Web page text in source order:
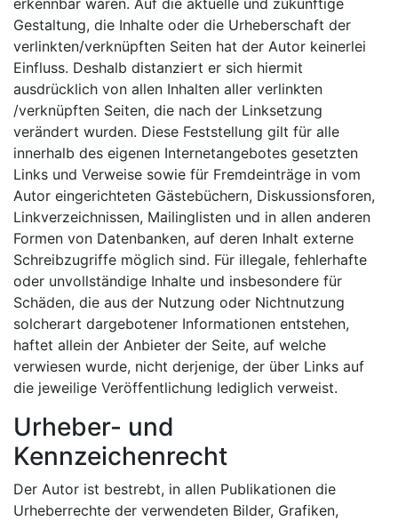
Gestaltung, die Inhalte oder die Urheberschaft der
verlinkten/verknüpften Seiten hat der Autor keinerlei
Einfluss. Deshalb distanziert er sich hiermit
ausdrücklich von allen Inhalten aller verlinkten
/verknüpften Seiten, die nach der Linksetzung
verändert wurden. Diese Feststellung gilt für alle
innerhalb des eigenen Internetangebotes gesetzten
Links und Verweise sowie für Fremdeinträge in vom
Autor eingerichteten Gästebüchern, Diskussionsforen,
Linkverzeichnissen, Mailinglisten und in allen anderen
Formen von Datenbanken, auf deren Inhalt externe
Schreibzugriffe möglich sind. Für illegale, fehlerhafte
oder unvollständige Inhalte und insbesondere für
Schäden, die aus der Nutzung oder Nichtnutzung
solcherart dargebotener Informationen entstehen,
haftet allein der Anbieter der Seite, auf welche
verwiesen wurde, nicht derjenige, der über Links auf
die jeweilige Veröffentlichung lediglich verweist.
Urheber- und
Kennzeichenrecht
Der Autor ist bestrebt, in allen Publikationen die
Urheberrechte der verwendeten Bilder, Grafiken,